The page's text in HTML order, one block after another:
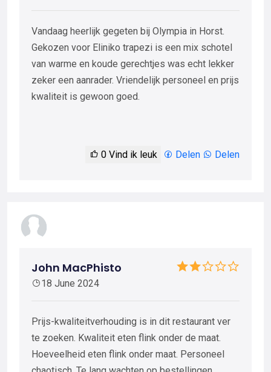
Vandaag heerlijk gegeten bij Olympia in Horst.
Gekozen voor Eliniko trapezi is een mix schotel
van warme en koude gerechtjes was echt lekker
zeker een aanrader. Vriendelijk personeel en prijs
kwaliteit is gewoon goed.
0 Vind ik leuk Delen Delen
John MacPhisto
18 June 2024
Prijs-kwaliteitverhouding is in dit restaurant ver
te zoeken. Kwaliteit eten flink onder de maat.
Hoeveelheid eten flink onder maat. Personeel